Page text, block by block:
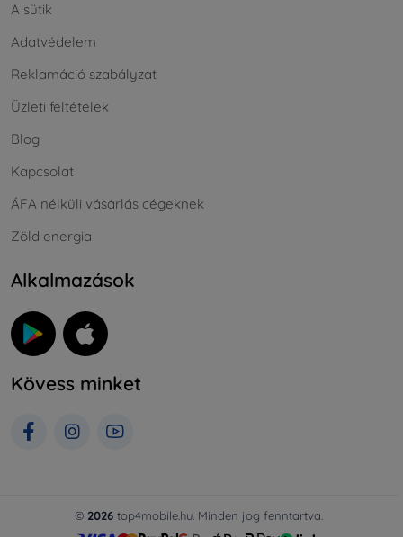
A sütik
Adatvédelem
Reklamáció szabályzat
Üzleti feltételek
Blog
Kapcsolat
ÁFA nélküli vásárlás cégeknek
Zöld energia
Alkalmazások
Kövess minket
© 2026 top4mobile.hu. Minden jog fenntartva.